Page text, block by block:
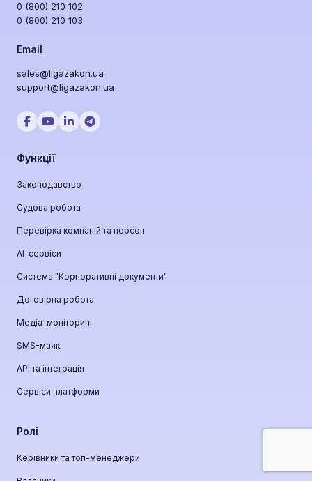
0 (800) 210 102
0 (800) 210 103
Email
sales@ligazakon.ua
support@ligazakon.ua
Функції
Законодавство
Судова робота
Перевірка компаній та персон
АІ-сервіси
Система "Корпоративні документи"
Договірна робота
Медіа-моніторинг
SMS-маяк
API та інтеграція
Сервіси платформи
Ролі
Керівники та топ-менеджери